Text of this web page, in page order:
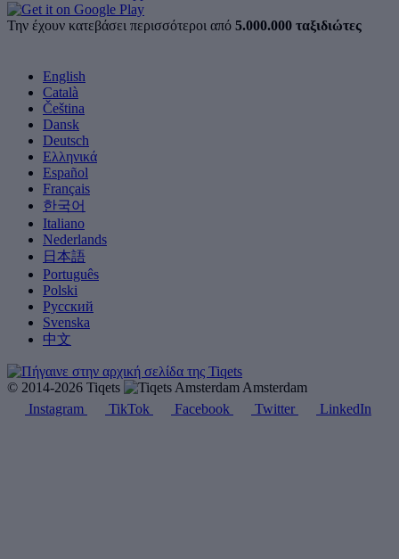
Την έχουν κατεβάσει περισσότεροι από 5.000.000 ταξιδιώτες
English
Català
Čeština
Dansk
Deutsch
Ελληνικά
Español
Français
한국어
Italiano
Nederlands
日本語
Português
Polski
Русский
Svenska
中文
© 2014-2026 Tiqets
Amsterdam
Instagram
TikTok Facebook Twitter LinkedIn